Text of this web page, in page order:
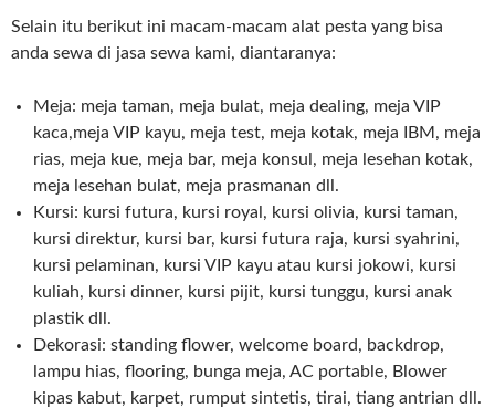
Selain itu berikut ini macam-macam alat pesta yang bisa
anda sewa di jasa sewa kami, diantaranya:
Meja: meja taman, meja bulat, meja dealing, meja VIP
kaca,meja VIP kayu, meja test, meja kotak, meja IBM, meja
rias, meja kue, meja bar, meja konsul, meja lesehan kotak,
meja lesehan bulat, meja prasmanan dll.
Kursi: kursi futura, kursi royal, kursi olivia, kursi taman,
kursi direktur, kursi bar, kursi futura raja, kursi syahrini,
kursi pelaminan, kursi VIP kayu atau kursi jokowi, kursi
kuliah, kursi dinner, kursi pijit, kursi tunggu, kursi anak
plastik dll.
Dekorasi: standing flower, welcome board, backdrop,
lampu hias, flooring, bunga meja, AC portable, Blower
kipas kabut, karpet, rumput sintetis, tirai, tiang antrian dll.